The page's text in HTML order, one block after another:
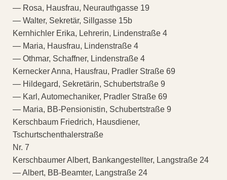
— Rosa, Hausfrau, Neurauthgasse 19
— Walter, Sekretär, Sillgasse 15b
Kernhichler Erika, Lehrerin, Lindenstraße 4
— Maria, Hausfrau, Lindenstraße 4
— Othmar, Schaffner, Lindenstraße 4
Kernecker Anna, Hausfrau, Pradler Straße 69
— Hildegard, Sekretärin, Schubertstraße 9
— Karl, Automechaniker, Pradler Straße 69
— Maria, BB-Pensionistin, Schubertstraße 9
Kerschbaum Friedrich, Hausdiener,
Tschurtschenthalerstraße
Nr. 7
Kerschbaumer Albert, Bankangestellter, Langstraße 24
— Albert, BB-Beamter, Langstraße 24